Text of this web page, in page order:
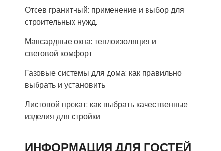
Отсев гранитный: применение и выбор для
строительных нужд.
Мансардные окна: теплоизоляция и
световой комфорт
Газовые системы для дома: как правильно
выбрать и установить
Листовой прокат: как выбрать качественные
изделия для стройки
ИНФОРМАЦИЯ ДЛЯ ГОСТЕЙ